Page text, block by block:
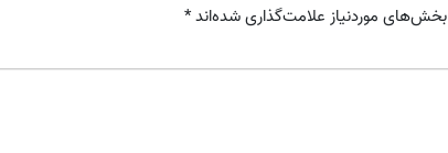
بخش‌های موردنیاز علامت‌گذاری شده‌اند*